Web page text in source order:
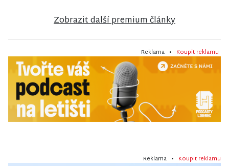
Zobrazit další premium články
Reklama • Koupit reklamu
Reklama • Koupit reklamu